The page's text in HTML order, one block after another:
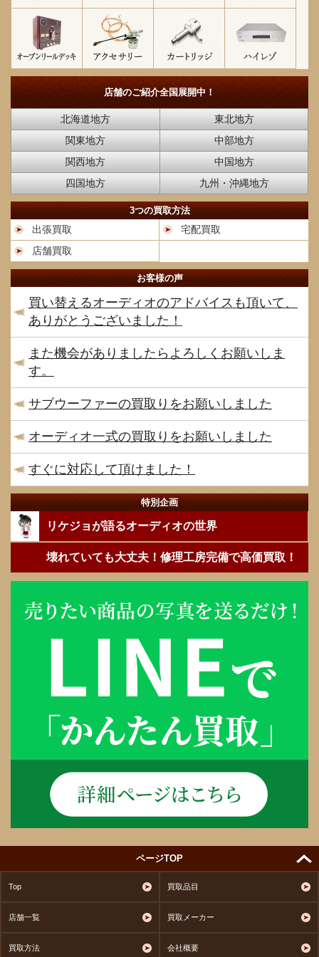
店舗のご紹介全国展開中！
北海道地方
東北地方
関東地方
中部地方
関西地方
中国地方
四国地方
九州・沖縄地方
3つの買取方法
出張買取
宅配買取
店舗買取
お客様の声
買い替えるオーディオのアドバイスも頂いて、
ありがとうございました！
また機会がありましたらよろしくお願いしま
す。
サブウーファーの買取りをお願いしました
オーディオ一式の買取りをお願いしました
すぐに対応して頂けました！
特別企画
リケジョが語るオーディオの世界
壊れていても大丈夫！修理工房完備で高価買取！
ページTOP
Top 買取品目
店舗一覧 買取メーカー
買取方法 会社概要